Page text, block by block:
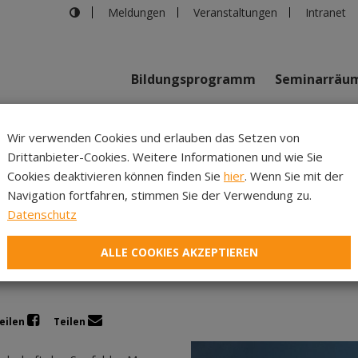
Meldungen Veranstaltungen Intranet
Bildungsprogramm
in Innsbruck
im Moor
Teilen
Wir verwenden Cookies und erlauben das Setzen von
Drittanbieter-Cookies. Weitere Informationen und wie Sie
Cookies deaktivieren können finden Sie hier. Wenn Sie mit der
Navigation fortfahren, stimmen Sie der Verwendung zu.
Datenschutz
ALLE COOKIES AKZEPTIEREN